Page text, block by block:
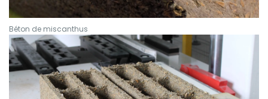
Béton de miscanthus